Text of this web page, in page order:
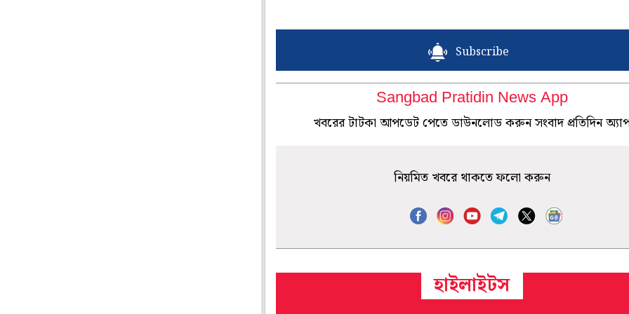
Subscribe
Sangbad Pratidin News App
খবরের টাটকা আপডেট পেতে ডাউনলোড করুন সংবাদ প্রতিদিন
নিয়মিত খবরে থাকতে ফলো করুন
হাইলাইটস